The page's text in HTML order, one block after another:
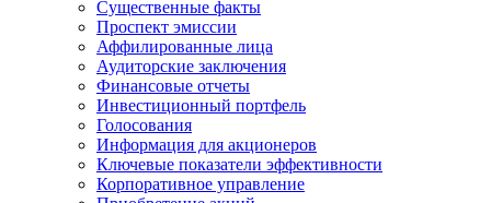
Существенные факты
Проспект эмиссии
Аффилированные лица
Аудиторские заключения
Финансовые отчеты
Инвестиционный портфель
Голосования
Информация для акционеров
Ключевые показатели эффективности
Корпоративное управление